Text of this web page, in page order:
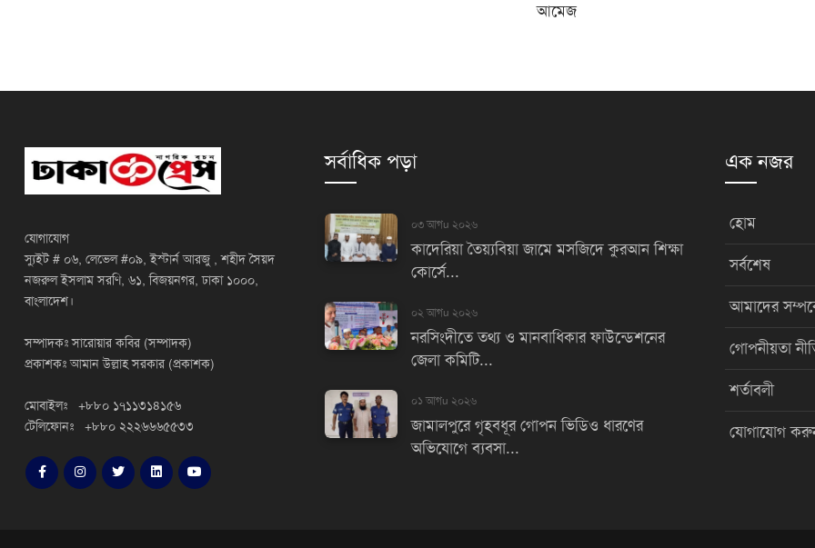
আমেজ
যোগাযোগ
স্যুইট # ০৬, লেভেল #০৯, ইস্টার্ন আরজু , শহীদ সৈয়দ
নজরুল ইসলাম সরণি, ৬১, বিজয়নগর, ঢাকা ১০০০,
বাংলাদেশ।
সম্পাদকঃ সারোয়ার কবির (সম্পাদক)
প্রকাশকঃ আমান উল্লাহ সরকার (প্রকাশক)
মোবাইলঃ +৮৮০ ১৭১১৩১৪১৫৬
টেলিফোনঃ +৮৮০ ২২২৬৬৬৫৫৩৩
সর্বাধিক পড়া
০৩ আগu ২০২৬
কাদেরিয়া তৈয়্যবিয়া জামে মসজিদে কুরআন শিক্ষা
কোর্সে...
০২ আগu ২০২৬
নরসিংদীতে তথ্য ও মানবাধিকার ফাউন্ডেশনের
জেলা কমিটি...
০১ আগu ২০২৬
জামালপুরে গৃহবধূর গোপন ভিডিও ধারণের
অভিযোগে ব্যবসা...
এক নজর
হোম
সর্বশেষ
আমাদের
গোপনীয়তা
শর্তাবলী
যোগাযোগ